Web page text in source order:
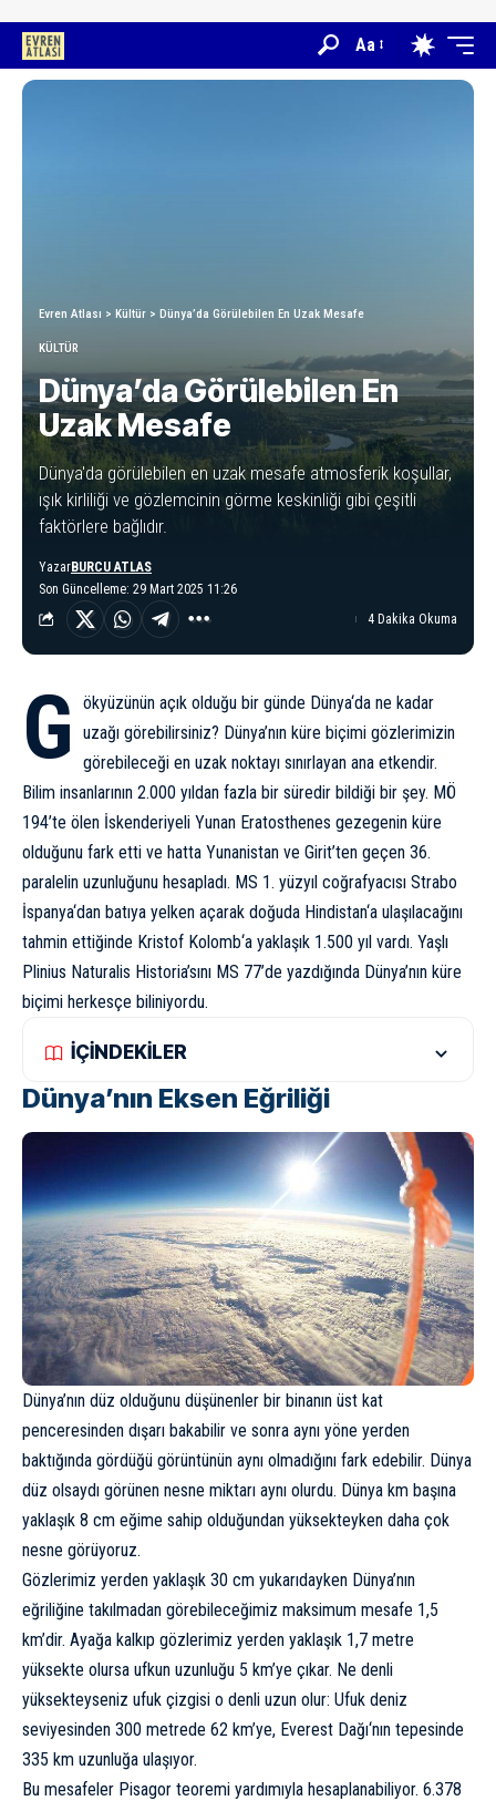
Aa
Evren Atlası > Kültür > Dünya’da Görülebilen En Uzak Mesafe
KÜLTÜR
Dünya’da Görülebilen En
Uzak Mesafe
Dünya'da görülebilen en uzak mesafe atmosferik koşullar,
ışık kirliliği ve gözlemcinin görme keskinliği gibi çeşitli
faktörlere bağlıdır.
Son Güncelleme: 29 Mart 2025 11:26
YazarBURCU ATLAS
4 Dakika Okuma
G ökyüzünün açık olduğu bir günde Dünya‘da ne kadar
uzağı görebilirsiniz? Dünya’nın küre biçimi gözlerimizin
görebileceği en uzak noktayı sınırlayan ana etkendir.
Bilim insanlarının 2.000 yıldan fazla bir süredir bildiği bir şey. MÖ
194’te ölen İskenderiyeli Yunan Eratosthenes gezegenin küre
olduğunu fark etti ve hatta Yunanistan ve Girit’ten geçen 36.
paralelin uzunluğunu hesapladı. MS 1. yüzyıl coğrafyacısı Strabo
İspanya‘dan batıya yelken açarak doğuda Hindistan‘a ulaşılacağını
tahmin ettiğinde Kristof Kolomb‘a yaklaşık 1.500 yıl vardı. Yaşlı
Plinius Naturalis Historia’sını MS 77’de yazdığında Dünya’nın küre
biçimi herkesçe biliniyordu.
İÇİNDEKİLER
Dünya’nın Eksen Eğriliği
Dünya’nın düz olduğunu düşünenler bir binanın üst kat
penceresinden dışarı bakabilir ve sonra aynı yöne yerden
baktığında gördüğü görüntünün aynı olmadığını fark edebilir. Dünya
düz olsaydı görünen nesne miktarı aynı olurdu. Dünya km başına
yaklaşık 8 cm eğime sahip olduğundan yüksekteyken daha çok
nesne görüyoruz.
Gözlerimiz yerden yaklaşık 30 cm yukarıdayken Dünya’nın
eğriliğine takılmadan görebileceğimiz maksimum mesafe 1,5
km’dir. Ayağa kalkıp gözlerimiz yerden yaklaşık 1,7 metre
yüksekte olursa ufkun uzunluğu 5 km’ye çıkar. Ne denli
yüksekteyseniz ufuk çizgisi o denli uzun olur: Ufuk deniz
seviyesinden 300 metrede 62 km’ye, Everest Dağı‘nın tepesinde
335 km uzunluğa ulaşıyor.
Bu mesafeler Pisagor teoremi yardımıyla hesaplanabiliyor. 6.378